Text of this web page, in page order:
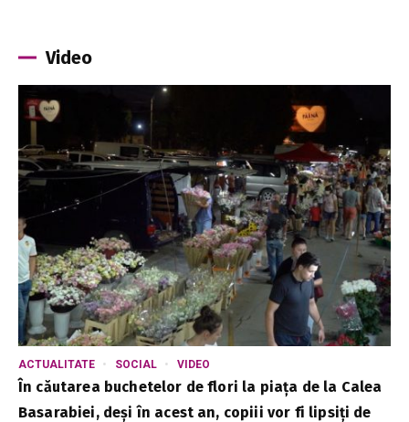
Video
ACTUALITATE SOCIAL VIDEO
În căutarea buchetelor de flori la piața de la Calea
Basarabiei, deși în acest an, copiii vor fi lipsiți de